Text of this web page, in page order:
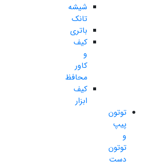
شیشه
تانک
باتری
کیف
و
کاور
محافظ
کیف
ابزار
توتون
پیپ
و
توتون
دست